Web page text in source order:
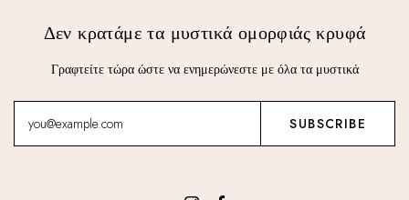
Δεν κρατάμε τα μυστικά ομορφιάς κρυφά
Γραφτείτε τώρα ώστε να ενημερώνεστε με όλα τα μυστικά